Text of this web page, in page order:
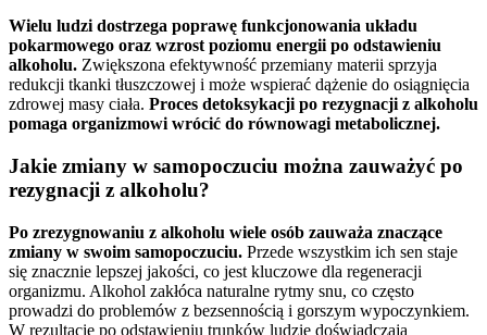
Wielu ludzi dostrzega poprawę funkcjonowania układu
pokarmowego oraz wzrost poziomu energii po odstawieniu
alkoholu. Zwiększona efektywność przemiany materii sprzyja
redukcji tkanki tłuszczowej i może wspierać dążenie do osiągnięcia
zdrowej masy ciała. Proces detoksykacji po rezygnacji z alkoholu
pomaga organizmowi wrócić do równowagi metabolicznej.
Jakie zmiany w samopoczuciu można zauważyć po
rezygnacji z alkoholu?
Po zrezygnowaniu z alkoholu wiele osób zauważa znaczące
zmiany w swoim samopoczuciu. Przede wszystkim ich sen staje
się znacznie lepszej jakości, co jest kluczowe dla regeneracji
organizmu. Alkohol zakłóca naturalne rytmy snu, co często
prowadzi do problemów z bezsennością i gorszym wypoczynkiem.
W rezultacie po odstawieniu trunków ludzie doświadczają